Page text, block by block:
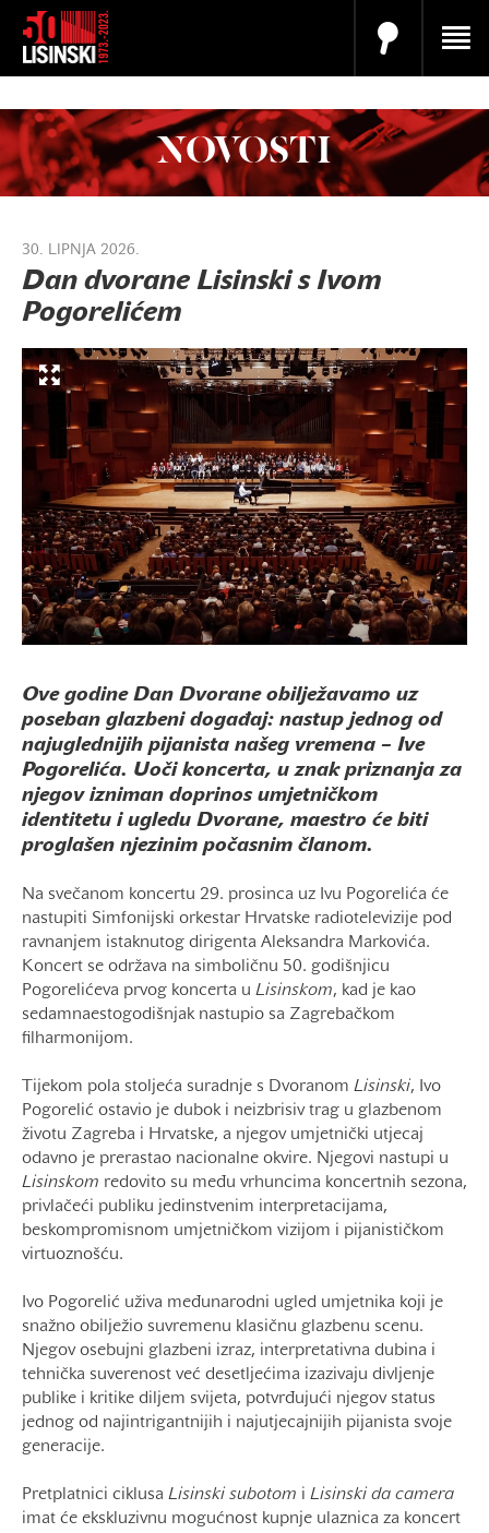
NOVOSTI
30. LIPNJA 2026.
Dan dvorane Lisinski s Ivom
Pogorelićem
Ove godine Dan Dvorane obilježavamo uz
poseban glazbeni događaj: nastup jednog od
najuglednijih pijanista našeg vremena – Ive
Pogorelića. Uoči koncerta, u znak priznanja za
njegov izniman doprinos umjetničkom
identitetu i ugledu Dvorane, maestro će biti
proglašen njezinim počasnim članom.
Na svečanom koncertu 29. prosinca uz Ivu Pogorelića će
nastupiti Simfonijski orkestar Hrvatske radiotelevizije pod
ravnanjem istaknutog dirigenta Aleksandra Markovića.
Koncert se održava na simboličnu 50. godišnjicu
Pogorelićeva prvog koncerta u Lisinskom, kad je kao
sedamnaestogodišnjak nastupio sa Zagrebačkom
filharmonijom.
Tijekom pola stoljeća suradnje s Dvoranom Lisinski, Ivo
Pogorelić ostavio je dubok i neizbrisiv trag u glazbenom
životu Zagreba i Hrvatske, a njegov umjetnički utjecaj
odavno je prerastao nacionalne okvire. Njegovi nastupi u
Lisinskom redovito su među vrhuncima koncertnih sezona,
privlačeći publiku jedinstvenim interpretacijama,
beskompromisnom umjetničkom vizijom i pijanističkom
virtuoznošću.
Ivo Pogorelić uživa međunarodni ugled umjetnika koji je
snažno obilježio suvremenu klasičnu glazbenu scenu.
Njegov osebujni glazbeni izraz, interpretativna dubina i
tehnička suverenost već desetljećima izazivaju divljenje
publike i kritike diljem svijeta, potvrđujući njegov status
jednog od najintrigantnijih i najutjecajnijih pijanista svoje
generacije.
Pretplatnici ciklusa Lisinski subotom i Lisinski da camera
imat će ekskluzivnu mogućnost kupnje ulaznica za koncert